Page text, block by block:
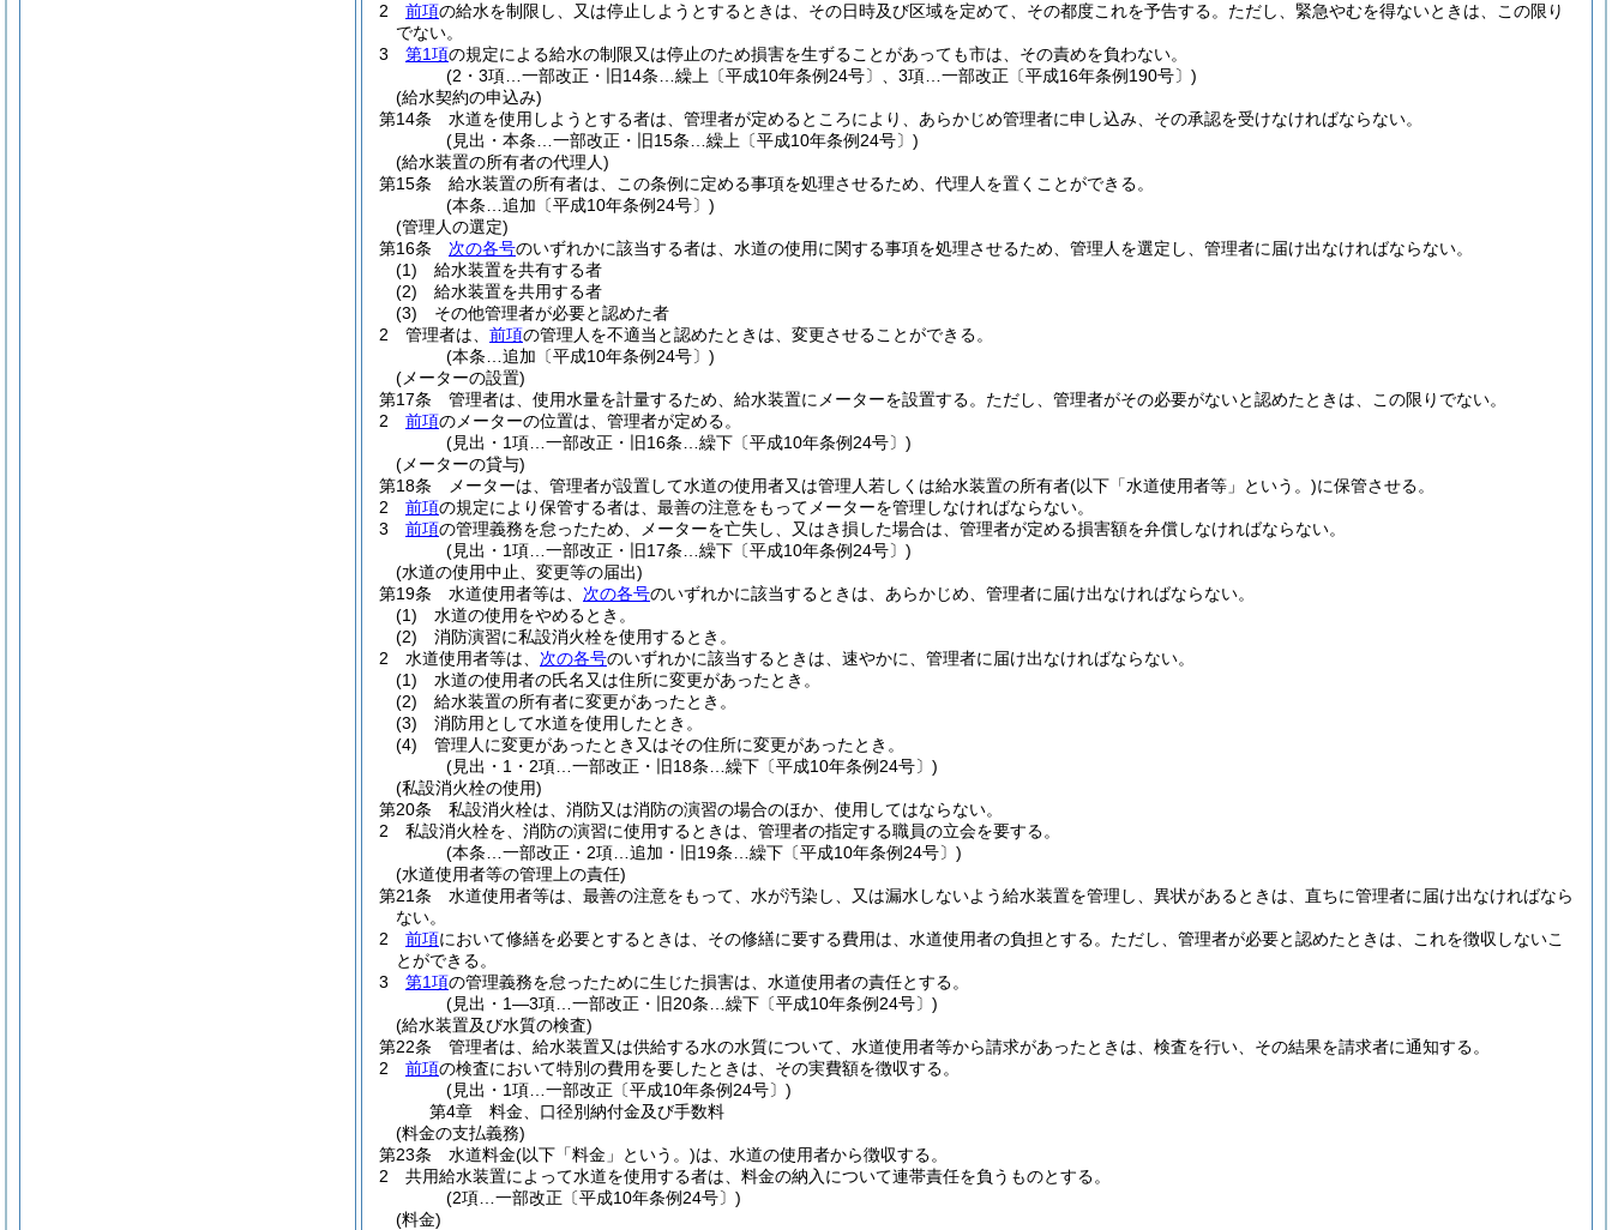
2
前項の給水を制限し、又は停止しようとするときは、その日時及び区域を定めて、その都度これを予告する。 ただし、緊急やむを得ないときは、この限り
でない。
3
第1項の規定による給水の制限又は停止のため損害を生ずることがあっても市は、その責めを負わない。
(2・3項…一部改正・旧14条…繰上〔平成10年条例24号〕、3項…一部改正〔平成16年条例190号〕)
(給水契約の申込み)
第14条
水道を使用しようとする者は、管理者が定めるところにより、あらかじめ管理者に申し込み、その承認を受けなければならない。
(見出・本条…一部改正・旧15条…繰上〔平成10年条例24号〕)
(給水装置の所有者の代理人)
第15条
給水装置の所有者は、この条例に定める事項を処理させるため、代理人を置くことができる。
(本条…追加〔平成10年条例24号〕)
(管理人の選定)
第16条
次の各号のいずれかに該当する者は、水道の使用に関する事項を処理させるため、管理人を選定し、管理者に届け出なければならない。
(1)
給水装置を共有する者
(2)
給水装置を共用する者
(3)
その他管理者が必要と認めた者
2
管理者は、 前項の管理人を不適当と認めたときは、変更させることができる。
(本条…追加〔平成10年条例24号〕)
(メーターの設置)
第17条
管理者は、使用水量を計量するため、給水装置にメーターを設置する。 ただし、管理者がその必要がないと認めたときは、この限りでない。
2
前項のメーターの位置は、管理者が定める。
(見出・1項…一部改正・旧16条…繰下〔平成10年条例24号〕)
(メーターの貸与)
第18条
メーターは、管理者が設置して水道の使用者又は管理人若しくは給水装置の所有者(以下「水道使用者等」という。)に保管させる。
2
前項の規定により保管する者は、最善の注意をもってメーターを管理しなければならない。
3
前項の管理義務を怠ったため、メーターを亡失し、又はき損した場合は、管理者が定める損害額を弁償しなければならない。
(見出・1項…一部改正・旧17条…繰下〔平成10年条例24号〕)
(水道の使用中止、変更等の届出)
第19条
水道使用者等は、 次の各号のいずれかに該当するときは、あらかじめ、管理者に届け出なければならない。
(1)
水道の使用をやめるとき。
(2)
消防演習に私設消火栓を使用するとき。
2
水道使用者等は、 次の各号のいずれかに該当するときは、速やかに、管理者に届け出なければならない。
(1)
水道の使用者の氏名又は住所に変更があったとき。
(2)
給水装置の所有者に変更があったとき。
(3)
消防用として水道を使用したとき。
(4)
管理人に変更があったとき又はその住所に変更があったとき。
(見出・1・2項…一部改正・旧18条…繰下〔平成10年条例24号〕)
(私設消火栓の使用)
第20条
私設消火栓は、消防又は消防の演習の場合のほか、使用してはならない。
2
私設消火栓を、消防の演習に使用するときは、管理者の指定する職員の立会を要する。
(本条…一部改正・2項…追加・旧19条…繰下〔平成10年条例24号〕)
(水道使用者等の管理上の責任)
第21条
水道使用者等は、最善の注意をもって、水が汚染し、又は漏水しないよう給水装置を管理し、異状があるときは、直ちに管理者に届け出なければなら
ない。
2
前項において修繕を必要とするときは、その修繕に要する費用は、水道使用者の負担とする。 ただし、管理者が必要と認めたときは、これを徴収しないこ
とができる。
3
第1項の管理義務を怠ったために生じた損害は、水道使用者の責任とする。
(見出・1―3項…一部改正・旧20条…繰下〔平成10年条例24号〕)
(給水装置及び水質の検査)
第22条
管理者は、給水装置又は供給する水の水質について、水道使用者等から請求があったときは、検査を行い、その結果を請求者に通知する。
2
前項の検査において特別の費用を要したときは、その実費額を徴収する。
(見出・1項…一部改正〔平成10年条例24号〕)
第4章
料金、口径別納付金及び手数料
(料金の支払義務)
第23条
水道料金(以下「料金」という。)は、水道の使用者から徴収する。
2
共用給水装置によって水道を使用する者は、料金の納入について連帯責任を負うものとする。
(2項…一部改正〔平成10年条例24号〕)
(料金)